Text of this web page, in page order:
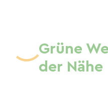
Grüne
der Nähe